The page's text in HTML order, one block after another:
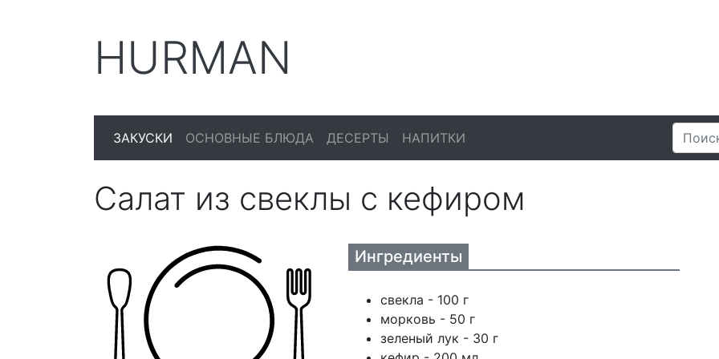
HURMAN
ЗАКУСКИ ОСНОВНЫЕ БЛЮДА ДЕСЕРТЫ НАПИТКИ
Салат из свеклы с кефиром
Ингредиенты
свекла - 100 г
морковь - 50 г
зеленый лук - 30 г